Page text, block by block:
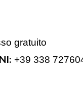
gratuito
+39 338